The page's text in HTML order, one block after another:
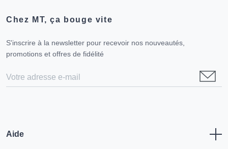
Chez MT, ça bouge vite
S'inscrire à la newsletter pour recevoir nos nouveautés,
promotions et offres de fidélité
Aide